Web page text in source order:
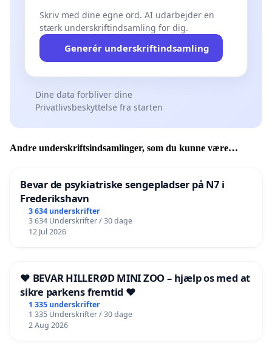
Skriv med dine egne ord. AI udarbejder en
stærk underskriftindsamling for dig.
Generér underskriftindsamling
Dine data forbliver dine
Privatlivsbeskyttelse fra starten
Andre underskriftsindsamlinger, som du kunne være
Bevar de psykiatriske sengepladser på N7 i
Frederikshavn
3 634 underskrifter
3 634 Underskrifter / 30 dage
12 Jul 2026
❤️ BEVAR HILLERØD MINI ZOO – hjælp os med at
sikre parkens fremtid ❤️
1 335 underskrifter
1 335 Underskrifter / 30 dage
2 Aug 2026